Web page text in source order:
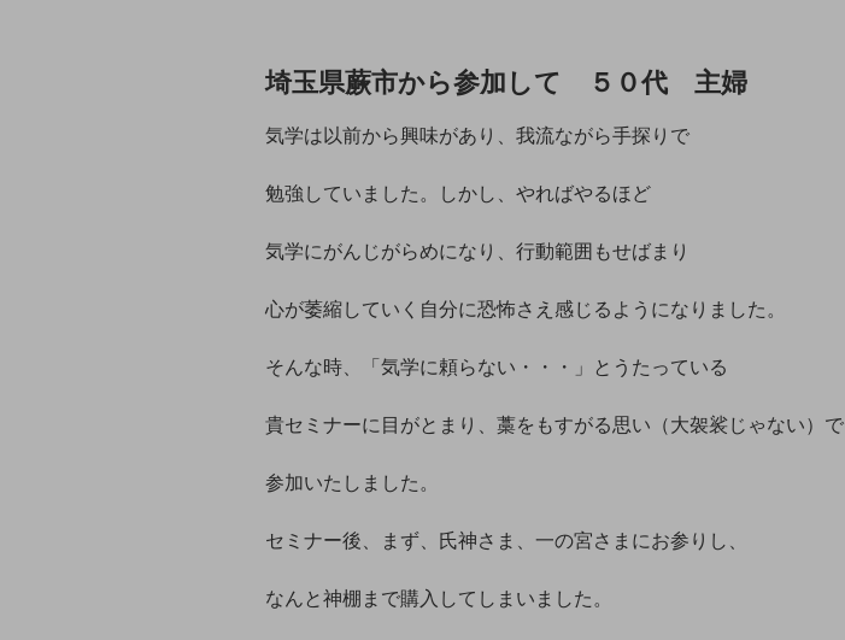
埼玉県蕨市から参加して ５０代 主婦
気学は以前から興味があり、我流ながら手探りで
勉強していました。しかし、やればやるほど
気学にがんじがらめになり、行動範囲もせばまり
心が萎縮していく自分に恐怖さえ感じるようになりました。
そんな時、「気学に頼らない・・・」とうたっている
貴セミナーに目がとまり、藁をもすがる思い（大袈裟じゃない）で
参加いたしました。
セミナー後、まず、氏神さま、一の宮さまにお参りし、
なんと神棚まで購入してしまいました。